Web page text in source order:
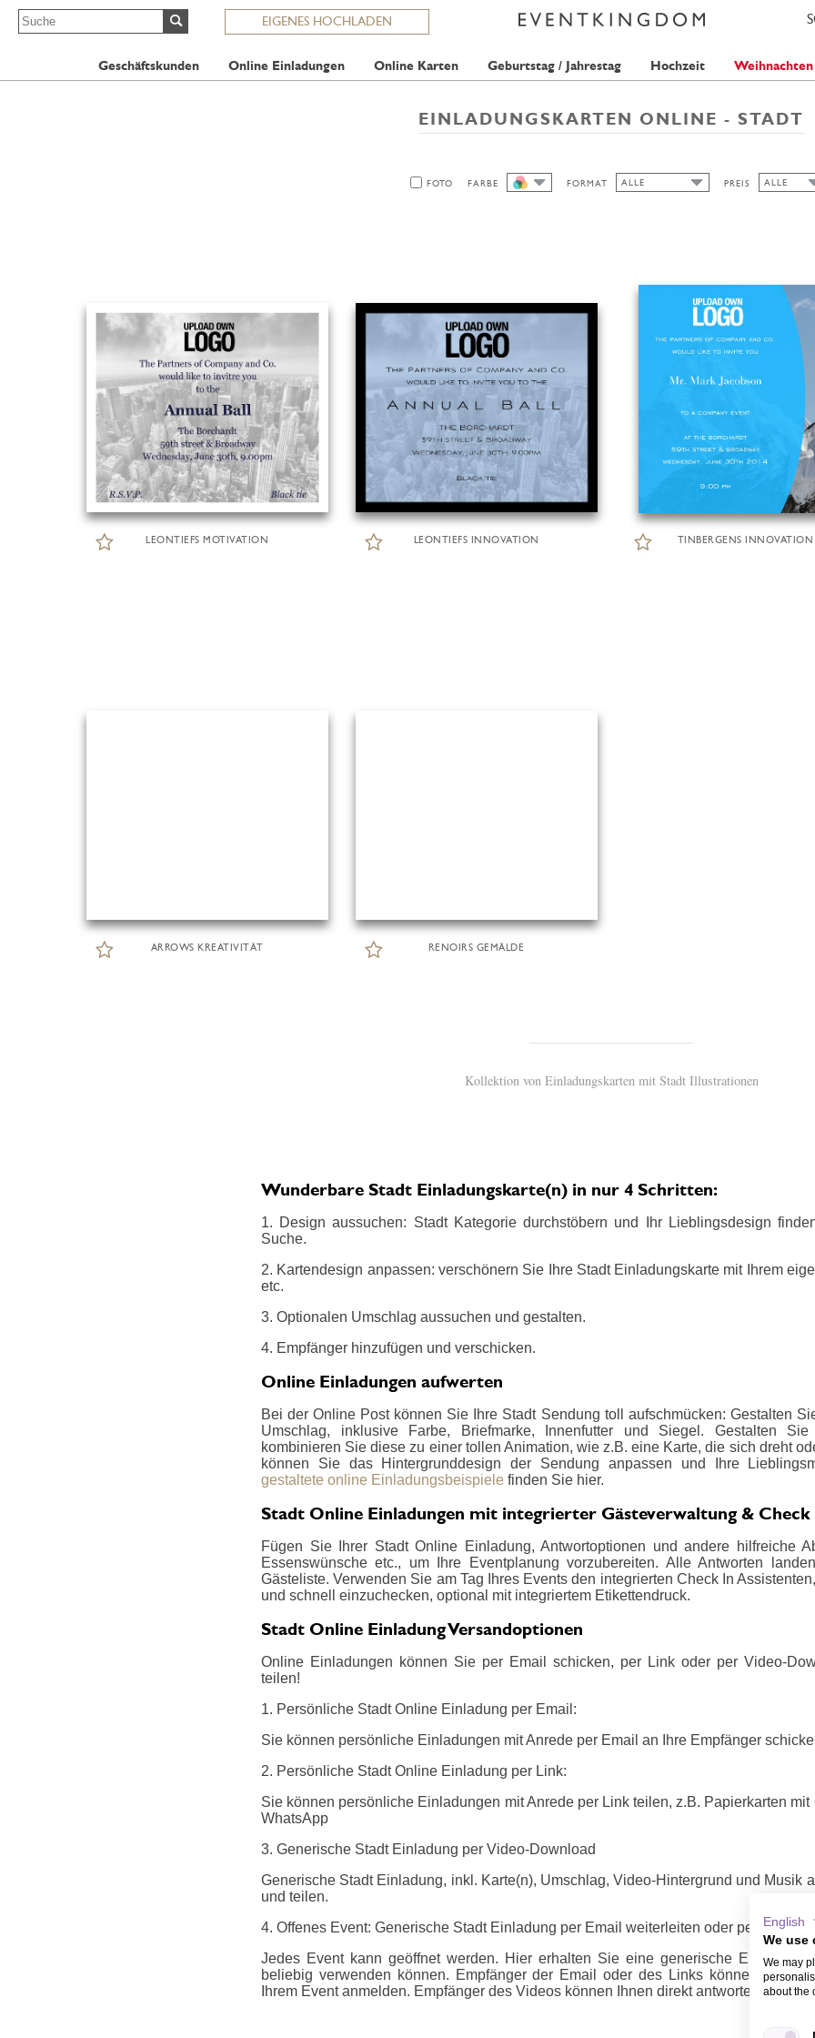
EIGENES HOCHLADEN
Geschäftskunden Online Einladungen Online Karten Geburtstag / Jahrestag Hochzeit Weihnachten
EINLADUNGSKARTEN ONLINE - STADT
FOTO
FARBE
FORMAT ALLE
PREIS
ALLE
LEONTIEFS MOTIVATION LEONTIEFS INNOVATION TINBERGENS INNOVATION
ARROWS KREATIVITÄT RENOIRS GEMÄLDE
Kollektion von Einladungskarten mit Stadt Illustrationen
Wunderbare Stadt Einladungskarte(n) in nur 4 Schritten:
1. Design aussuchen: Stadt Kategorie durchstöbern und Ihr Lieblingsdesign
Suche.
2. Kartendesign anpassen: verschönern Sie Ihre Stadt Einladungskarte mit Ihrem
etc.
3. Optionalen Umschlag aussuchen und gestalten.
4. Empfänger hinzufügen und verschicken.
Online Einladungen aufwerten
Bei der Online Post können Sie Ihre Stadt Sendung toll aufschmücken: Gestalten
Umschlag, inklusive Farbe, Briefmarke, Innenfutter und Siegel. Gestalten
kombinieren Sie diese zu einer tollen Animation, wie z.B. eine Karte, die sich dreht
können Sie das Hintergrunddesign der Sendung anpassen und Ihre
gestaltete online Einladungsbeispiele finden Sie hier.
Stadt Online Einladungen mit integrierter Gästeverwaltung & Check
Fügen Sie Ihrer Stadt Online Einladung, Antwortoptionen und andere hilfreiche
Essenswünsche etc., um Ihre Eventplanung vorzubereiten. Alle Antworten
Gästeliste. Verwenden Sie am Tag Ihres Events den integrierten Check In
und schnell einzuchecken, optional mit integriertem Etikettendruck.
Stadt Online Einladung Versandoptionen
Online Einladungen können Sie per Email schicken, per Link oder per Video-
teilen!
1. Persönliche Stadt Online Einladung per Email:
Sie können persönliche Einladungen mit Anrede per Email an Ihre Empfänger
2. Persönliche Stadt Online Einladung per Link:
Sie können persönliche Einladungen mit Anrede per Link teilen, z.B. Papierkarten
WhatsApp
3. Generische Stadt Einladung per Video-Download
Generische Stadt Einladung, inkl. Karte(n), Umschlag, Video-Hintergrund und Musik
und teilen.
4. Offenes Event: Generische Stadt Einladung per Email weiterleiten oder per Link /
Jedes Event kann geöffnet werden. Hier erhalten Sie eine generische Email
beliebig verwenden können. Empfänger der Email oder des Links können sich
Ihrem Event anmelden. Empfänger des Videos können Ihnen direkt antworten, z.B.
English
We use
We may
about the